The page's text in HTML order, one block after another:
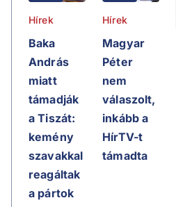
Hírek
Baka
András
miatt
támadják
a Tiszát:
kemény
szavakkal
reagáltak
a pártok
Hírek
Magyar
Péter
nem
válaszolt,
inkább a
HírTV-t
támadta